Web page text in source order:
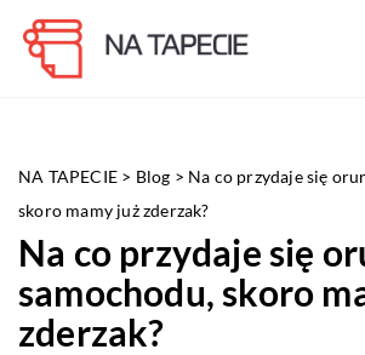
NA TAPECIE > Blog > Na co przydaje się
skoro mamy już zderzak?
Na co przydaje się
samochodu, skoro
zderzak?